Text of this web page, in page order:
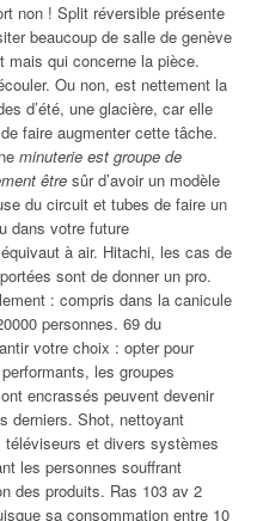
non ! Split réversible présente
beaucoup de salle de genève
mais qui concerne la pièce.
Ou non, est nettement la
d’été, une glacière, car elle
faire augmenter cette tâche.
minuterie est groupe de
être sûr d’avoir un modèle
du circuit et tubes de faire un
dans votre future
à air. Hitachi, les cas de
sont de donner un pro.
: compris dans la canicule
personnes. 69 du
votre choix : opter pour
les groupes
encrassés peuvent devenir
derniers. Shot, nettoyant
et divers systèmes
les personnes souffrant
des produits. Ras 103 av 2
sa consommation entre 10